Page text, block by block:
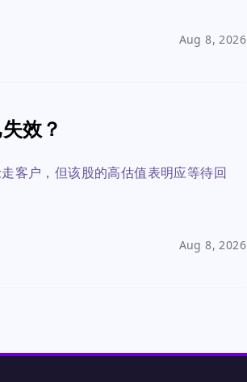
Aug 8, 2026
效？
客户，但该股的高估值表明应等待回
Aug 8, 2026